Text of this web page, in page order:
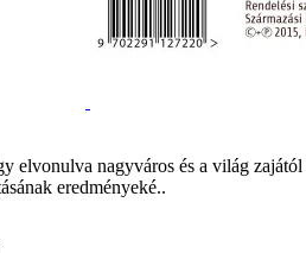
elvonulva nagyváros és a világ
eredményeké..